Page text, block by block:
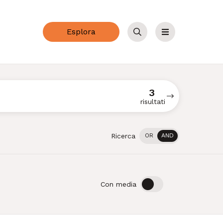
Esplora
Cerca Menu
3
risultati
Ricerca OR AND
Con media OFF